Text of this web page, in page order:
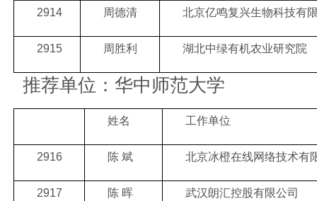
2914 周德清 北京亿鸣复兴生物科技有
2915 周胜利 湖北中绿有机农业研究院
推荐单位：华中师范大学
姓名 工作单位
2916 陈 斌 北京冰橙在线网络技术有
2917 陈 晖 武汉朗汇控股有限公司